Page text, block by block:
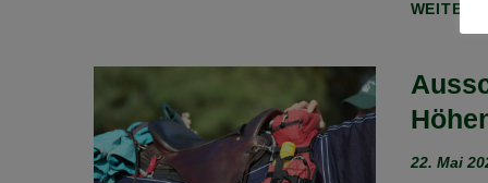
22. Mai